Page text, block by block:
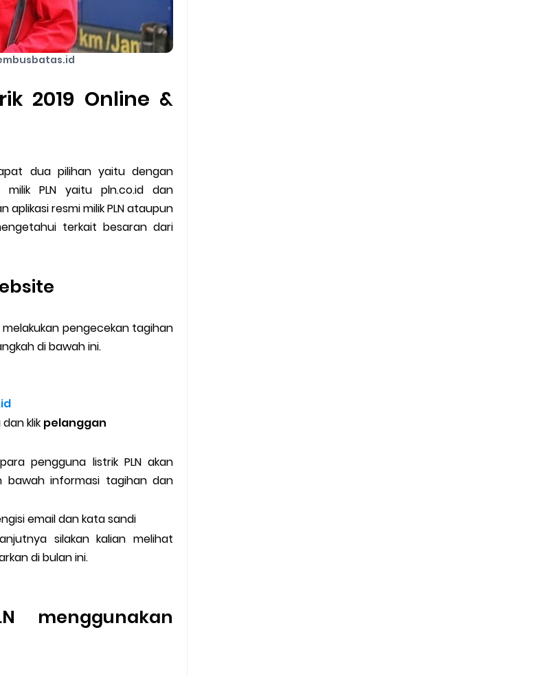
2019 Online &
dua pilihan yaitu dengan
PLN yaitu pln.co.id dan
resmi milik PLN ataupun
terkait besaran dari
pengecekan tagihan
di bawah ini.
klik pelanggan
pengguna listrik PLN akan
bawah informasi tagihan dan
email dan kata sandi
silakan kalian melihat
di bulan ini.
menggunakan